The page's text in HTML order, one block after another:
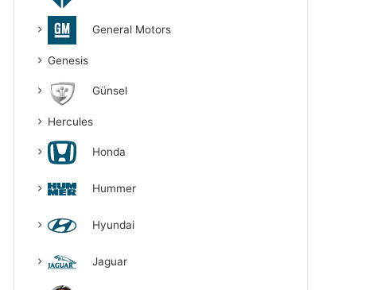
General Motors
Genesis
Günsel
Hercules
Honda
Hummer
Hyundai
Jaguar